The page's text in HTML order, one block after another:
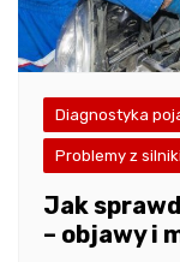
Diagnostyka
Problemy z
Jak
– objawy i